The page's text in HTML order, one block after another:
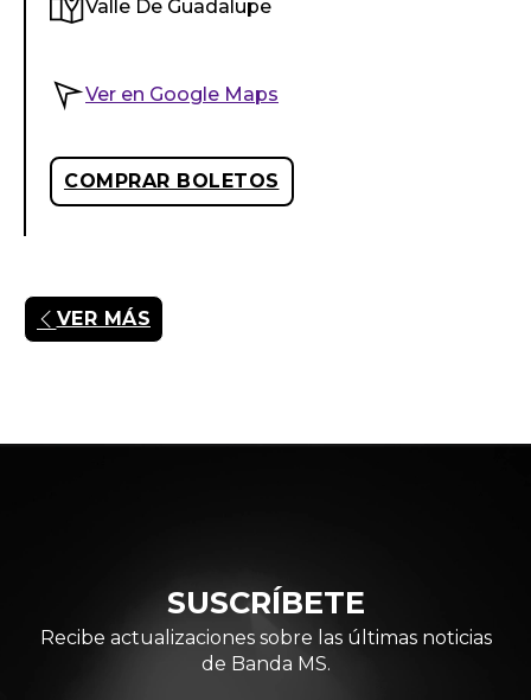
Valle De Guadalupe
Ver en Google Maps
COMPRAR BOLETOS
VER MÁS
SUSCRÍBETE
Recibe actualizaciones sobre las últimas noticias
de Banda MS.